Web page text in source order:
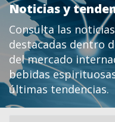
Noticias y
Consulta las
destacadas dentro
del mercado
bebidas
últimas tendencias.